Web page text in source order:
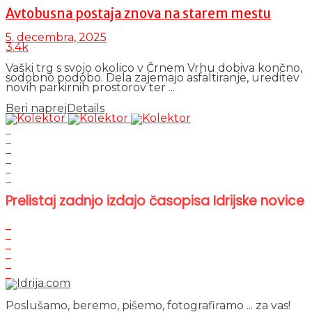
Avtobusna postaja znova na starem mestu
5. decembra, 2025
3.4k
Vaški trg s svojo okolico v Črnem Vrhu dobiva končno,
sodobno podobo. Dela zajemajo asfaltiranje, ureditev
novih parkirnih prostorov ter ...
Beri naprejDetails
Prelistaj zadnjo izdajo časopisa Idrijske novice
Poslušamo, beremo, pišemo, fotografiramo ... za vas!